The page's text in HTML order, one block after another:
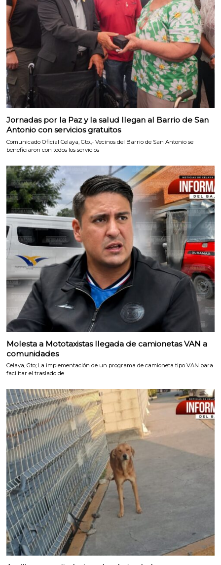
Jornadas por la Paz y la salud llegan al Barrio de San
Antonio con servicios gratuitos
Comunicado Oficial Celaya, Gto.,- Vecinos del Barrio de San Antonio se
beneficiaron con todos los servicios
Molesta a Mototaxistas llegada de camionetas VAN a
comunidades
Celaya, Gto; La implementación de un programa de camioneta tipo VAN para
facilitar el traslado de